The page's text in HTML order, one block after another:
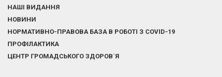
НАШІ ВИДАННЯ
НОВИНИ
НОРМАТИВНО-ПРАВОВА БАЗА В РОБОТІ З COVID-19
ПРОФІЛАКТИКА
ЦЕНТР ГРОМАДСЬКОГО ЗДОРОВ`Я